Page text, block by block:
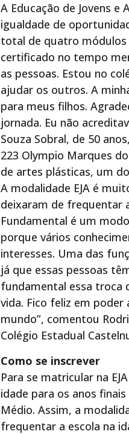
A Educação de Jovens
igualdade de
total de quatro módulos
certificado no tempo
as pessoas. Estou no
ajudar os outros. A
para meus filhos.
jornada. Eu não
Souza Sobral, de 50
223 Olympio Marques
de artes plásticas, um
A modalidade EJA é
deixaram de frequentar
Fundamental é um
porque vários
interesses. Uma das
já que essas pessoas
fundamental essa troca
vida. Fico feliz em poder
mundo”, comentou
Colégio Estadual
Como se inscrever
Para se matricular na
idade para os anos
Médio. Assim, a
frequentar a escola na